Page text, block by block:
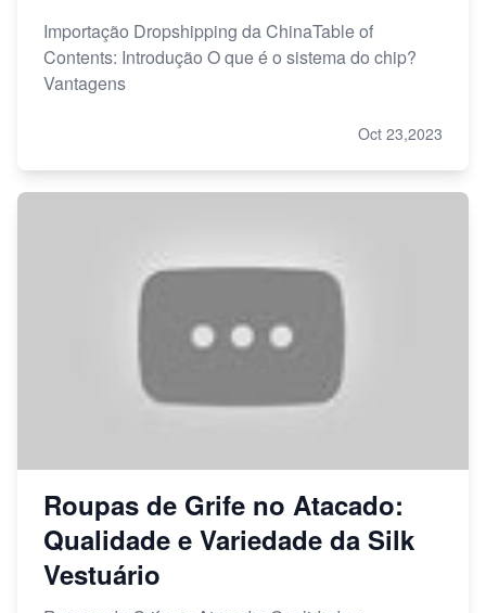
Importação Dropshipping da ChinaTable of
Contents: Introdução O que é o sistema do chip?
Vantagens
Oct 23,2023
Roupas de Grife no Atacado:
Qualidade e Variedade da Silk
Vestuário